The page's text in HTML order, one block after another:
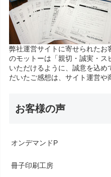
弊社運営サイトに寄せられたお
のモットーは「親切・誠実・
いただけるように、誠意を込め
だいたご感想は、サイト運営や
お客様の声
オンデマンドP
冊子印刷工房